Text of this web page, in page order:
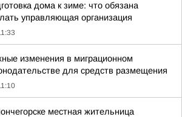
дома к зиме: что обязана
управляющая организация
изменения в миграционном
для средств размещения
местная жительница